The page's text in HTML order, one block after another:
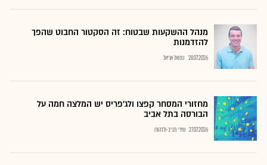
מנהל ההשקעות שבטוח: זה הסקטור החבוט שהפך
להזדמנות
28.07.2026 נתנאל אריאל
מחזורי המסחר קפצו ולג'פריס יש המלצה חמה על
הבורסה בתל אביב
27.07.2026 שירי חביב-ולדהורן